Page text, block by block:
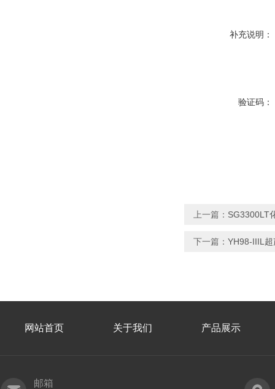
补充说明：
验证码：
上一篇： SG3300LT
下一篇： YH98-IIIL
网站首页 关于我们 产品展示
邮箱